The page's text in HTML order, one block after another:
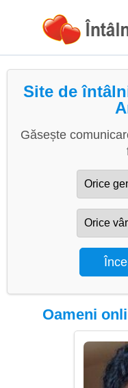
Site de
Găsește
Oameni